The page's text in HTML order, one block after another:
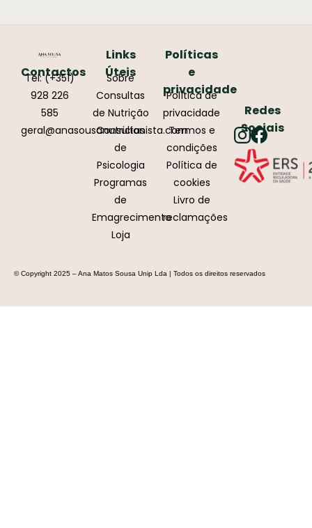
Contactos
Tel: (+351)
928 226
585
geral@anasousanutricionista.com
Links
Úteis
Sobre
Consultas
de Nutrição
Consultas
de
Psicologia
Programas
de
Emagrecimento
Loja
Políticas
e
privacidade
Política de
privacidade
Termos e
condições
Política de
cookies
Livro de
reclamações
Redes
Sociais
© Copyright 2025 – Ana Matos Sousa Unip Lda | Todos os direitos reservados